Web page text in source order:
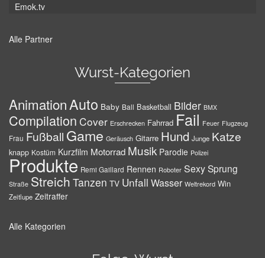
Emok.tv
Alle Partner
Wurst-Kategorien
AnimationAuto Baby Ball Basketball Bilder BMX
Compilation Cover Erschrecken Fahrrad Fail Feuer Flugzeug
Frau Fußball Game Geräusch Gitarre Hund Junge Katze
knapp Kostüm Kurzfilm Motorrad Musik Parodie Polizei
Produkte Remi Gaillard Rennen Roboter SexySprung
Straße Streich Tanzen TV Unfall Wasser Weltrekord Win
Zeitlupe Zeitraffer
Alle Kategorien